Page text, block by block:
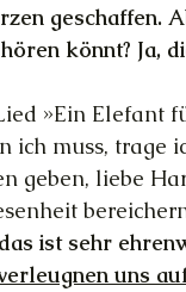
geschaffen.
könnt? Ja,
»Ein Elefant
ich muss, trage
geben, liebe
ist sehr
uns